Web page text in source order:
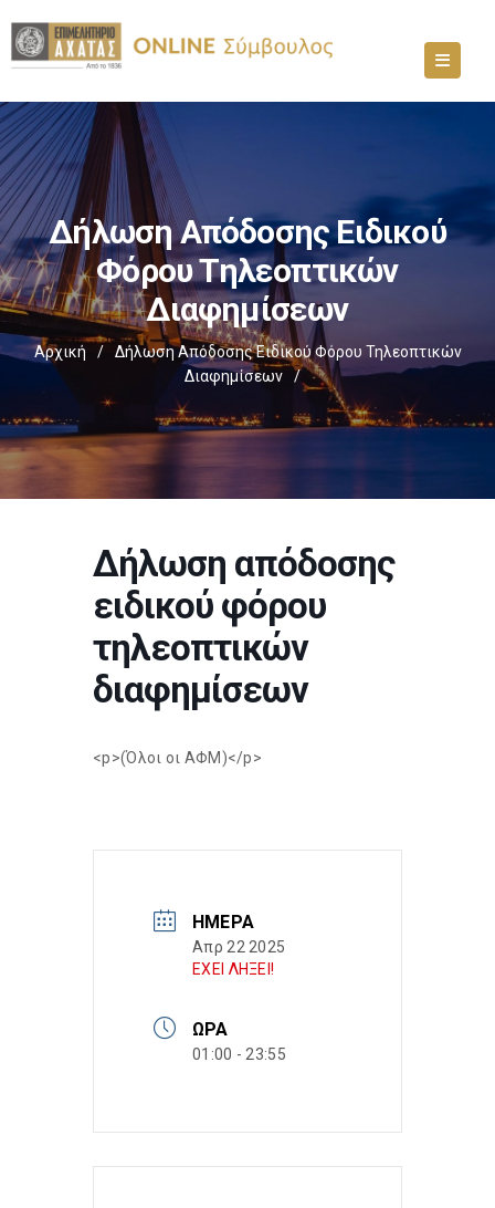
Δήλωση Απόδοσης Ειδικού
Φόρου Τηλεοπτικών
Διαφημίσεων
Αρχική /
Δήλωση Απόδοσης Ειδικού Φόρου Τηλεοπτικών
Διαφημίσεων
/
Δήλωση απόδοσης
ειδικού φόρου
τηλεοπτικών
διαφημίσεων
<p>(Όλοι οι ΑΦΜ)</p>
ΗΜΈΡΑ
Απρ 22 2025
ΕΧΕΙ ΛΗΞΕΙ!
ΏΡΑ
01:00 - 23:55